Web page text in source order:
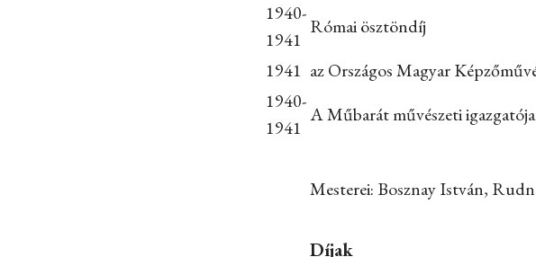
1940-
1941
Római ösztöndíj
1941 az Országos Magyar
1940-
1941
A Műbarát művészeti igazgatója
Mesterei: Bosznay István,
Díjak